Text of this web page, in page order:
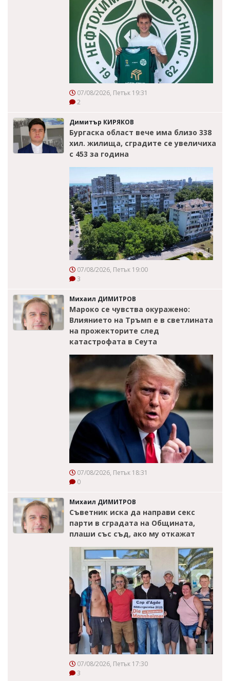
07/08/2026, Петък 19:31
2
Димитър КИРЯКОВ
Бургаска област вече има близо 338
хил. жилища, сградите се увеличиха
с 453 за година
07/08/2026, Петък 19:00
3
Михаил ДИМИТРОВ
Мароко се чувства окуражено:
Влиянието на Тръмп е в светлината
на прожекторите след
катастрофата в Сеута
07/08/2026, Петък 18:31
0
Михаил ДИМИТРОВ
Съветник иска да направи секс
парти в сградата на Общината,
плаши със съд, ако му откажат
07/08/2026, Петък 17:30
3